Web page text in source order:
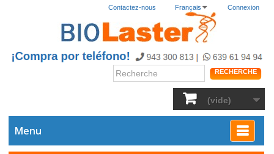
Connexion
Français
Contactez-nous
RECHERCHE
(vide)
Menu